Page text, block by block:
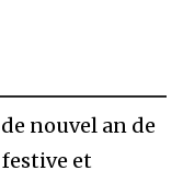
nouvel an de
et